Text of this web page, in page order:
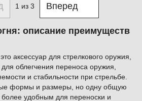
1 из 3 Вперед
описание преимуществ
аксессуар для стрелкового оружия,
облегчения переноса оружия,
и стабильности при стрельбе.
формы и размеры, но одну общую
удобным для переноски и